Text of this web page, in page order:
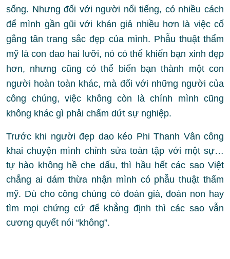
sống. Nhưng đối với người nổi tiếng, có nhiều cách
để mình gần gũi với khán giả nhiều hơn là việc cố
gắng tân trang sắc đẹp của mình. Phẫu thuật thẩm
mỹ là con dao hai lưỡi, nó có thể khiến bạn xinh đẹp
hơn, nhưng cũng có thể biến bạn thành một con
người hoàn toàn khác, mà đối với những người của
công chúng, việc không còn là chính mình cũng
không khác gì phải chấm dứt sự nghiệp.
Trước khi người đẹp dao kéo Phi Thanh Vân công
khai chuyện mình chỉnh sửa toàn tập với một sự…
tự hào không hề che dấu, thì hầu hết các sao Việt
chẳng ai dám thừa nhận mình có phẫu thuật thẩm
mỹ. Dù cho công chúng có đoán già, đoán non hay
tìm mọi chứng cứ để khẳng định thì các sao vẫn
cương quyết nói “không”.